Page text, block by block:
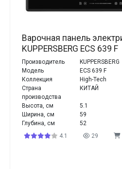
Варочная панель
KUPPERSBERG ECS 639 F
Производитель
KUPPERSBERG
Модель
ECS 639 F
Коллекция
High-Tech
Страна
производства
КИТАЙ
Высота, см
5.1
Ширина, см
59
Глубина, см
52
4.1
29